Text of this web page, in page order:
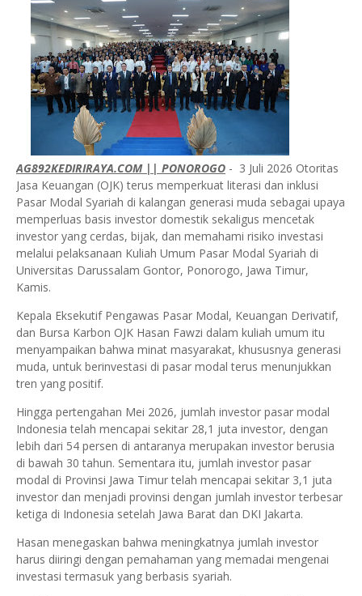
AG892KEDIRIRAYA.COM || PONOROGO - 3 Juli 2026 Otoritas
Jasa Keuangan (OJK) terus memperkuat literasi dan inklusi
Pasar Modal Syariah di kalangan generasi muda sebagai upaya
memperluas basis investor domestik sekaligus mencetak
investor yang cerdas, bijak, dan memahami risiko investasi
melalui pelaksanaan Kuliah Umum Pasar Modal Syariah di
Universitas Darussalam Gontor, Ponorogo, Jawa Timur,
Kamis.
Kepala Eksekutif Pengawas Pasar Modal, Keuangan Derivatif,
dan Bursa Karbon OJK Hasan Fawzi dalam kuliah umum itu
menyampaikan bahwa minat masyarakat, khususnya generasi
muda, untuk berinvestasi di pasar modal terus menunjukkan
tren yang positif.
Hingga pertengahan Mei 2026, jumlah investor pasar modal
Indonesia telah mencapai sekitar 28,1 juta investor, dengan
lebih dari 54 persen di antaranya merupakan investor berusia
di bawah 30 tahun. Sementara itu, jumlah investor pasar
modal di Provinsi Jawa Timur telah mencapai sekitar 3,1 juta
investor dan menjadi provinsi dengan jumlah investor terbesar
ketiga di Indonesia setelah Jawa Barat dan DKI Jakarta.
Hasan menegaskan bahwa meningkatnya jumlah investor
harus diiringi dengan pemahaman yang memadai mengenai
investasi termasuk yang berbasis syariah.